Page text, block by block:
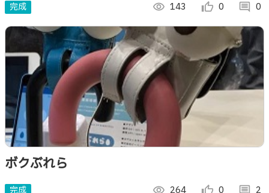
完成 visibility 143 thumb_up_alt 0 comment 0
ボクぶれら
完成 visibility 264 thumb_up_alt 0 comment 2